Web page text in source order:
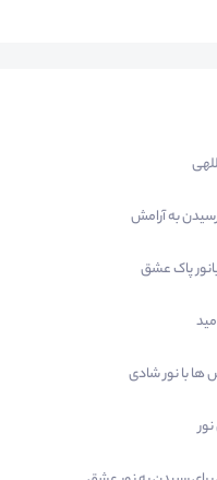
به آرامش
پاک عشق
ها با نور شادی